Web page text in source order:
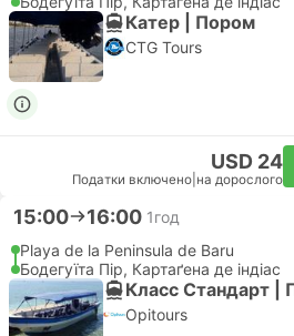
Катер | Пором
CTG Tours
USD 24
Податки включено на дорослого
15:00 16:00 1год
Playa de la Peninsula de Baru
Бодегуїта Пір, Картаґена де індіас
Класс Стандарт |
Opitours